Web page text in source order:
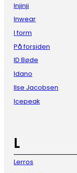
Injinji
Inwear
I form
På forsiden
ID Bøde
Idano
Ilse Jacobsen
Icepeak
L
Lerros